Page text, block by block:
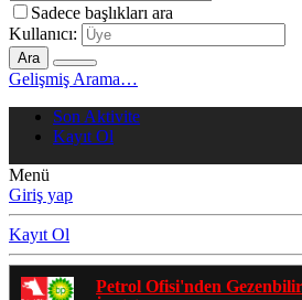
Sadece başlıkları ara
Kullanıcı:
Ara
Gelişmiş Arama…
Son Aktivite
Kayıt Ol
Menü
Giriş yap
Kayıt Ol
Gezenbilir Whatsapp